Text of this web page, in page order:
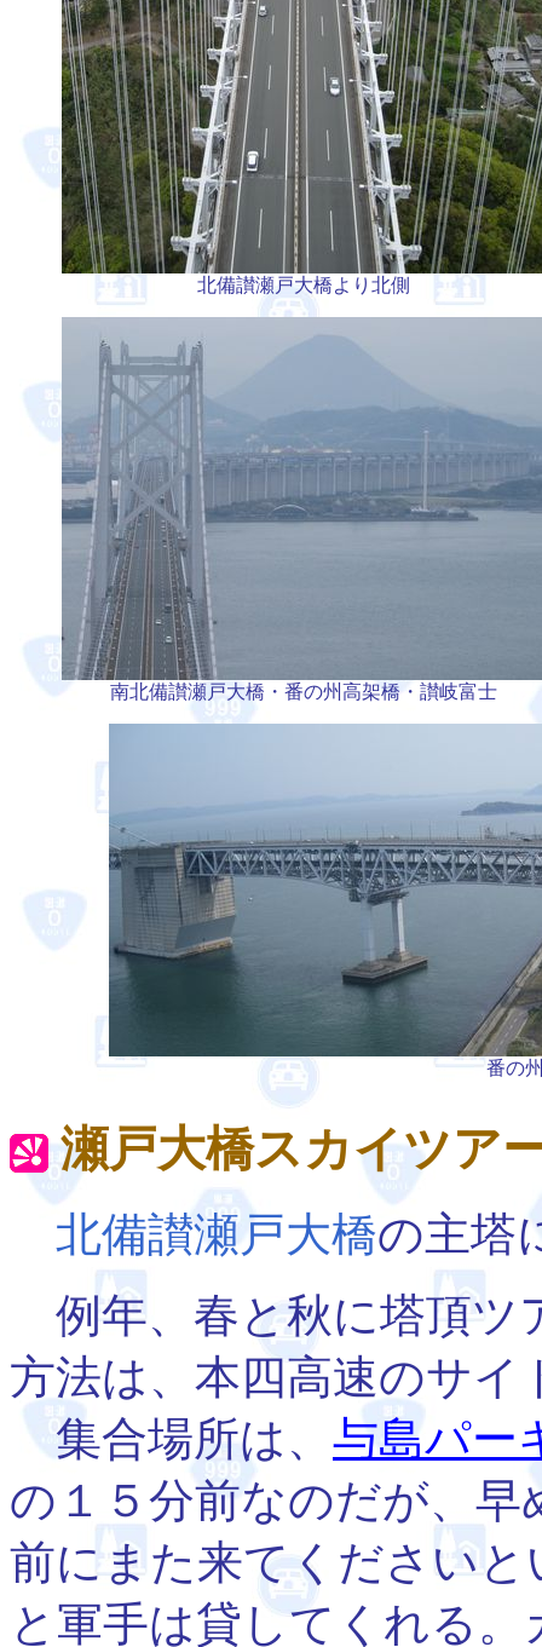
北備讃瀬戸大橋より北側
南北備讃瀬戸大橋・番の州高架橋・讃岐富士
番の
瀬戸大橋スカイツア
北備讃瀬戸大橋の主塔
例年、春と秋に塔頂ツ
方法は、本四高速のサ
集合場所は、 与島パー
の１５分前なのだが、
前にまた来てください
と軍手は貸してくれる